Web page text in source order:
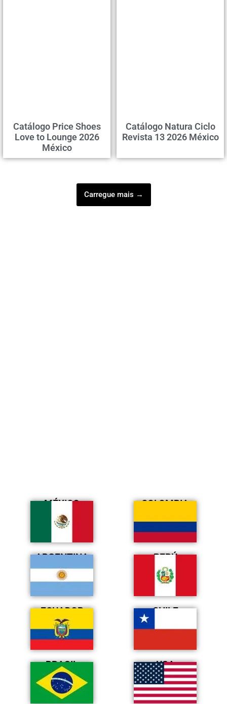
Catálogo Price Shoes
Love to Lounge 2026
México
Catálogo Natura Ciclo
Revista 13 2026 México
Carregue mais →
MÉXICO COLOMBIA
ARGENTINA PERÚ
ECUADOR CHILE
BRASIL USA